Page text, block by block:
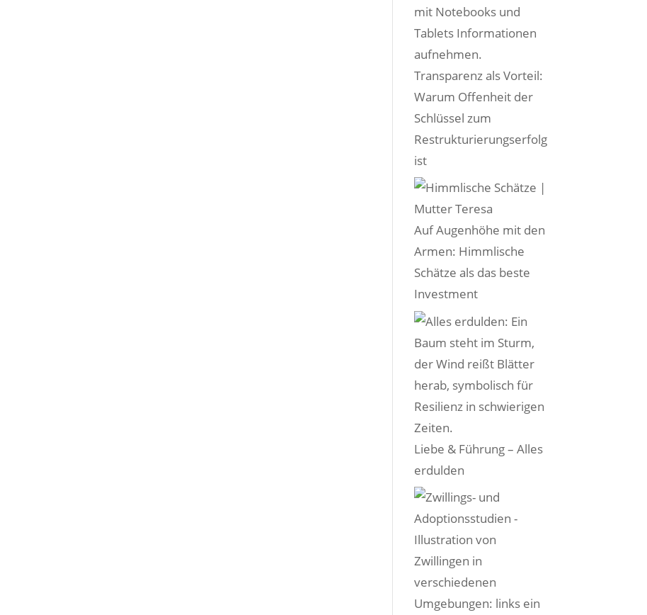
Transparenz als Vorteil:
Warum Offenheit der
Schlüssel zum
Restrukturierungserfolg
ist
Auf Augenhöhe mit den
Armen: Himmlische
Schätze als das beste
Investment
Liebe & Führung – Alles
erdulden